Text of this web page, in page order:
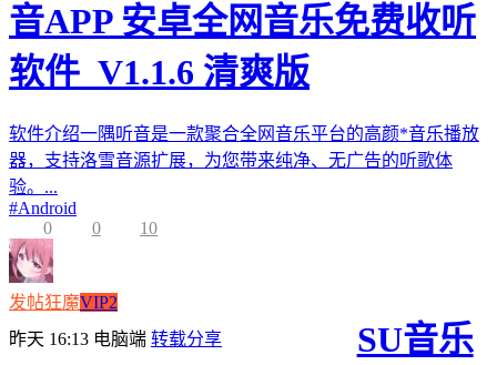
音APP 安卓全网音乐免费收听
软件_V1.1.6 清爽版
软件介绍一隅听音是一款聚合全网音乐平台的高颜*音乐播放
器，支持洛雪音源扩展，为您带来纯净、无广告的听歌体
验。...
#Android
0
0 10
发帖狂魔VIP2
昨天 16:13 电脑端 转载分享
SU音乐